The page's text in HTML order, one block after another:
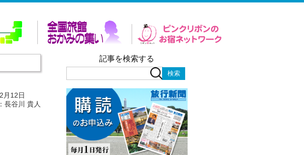
月12日
長谷川 貴人
記事を検索する